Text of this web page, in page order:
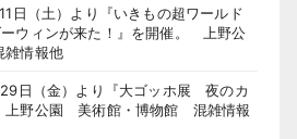
日（土）より『いきもの超ワールド
ウィンが来た！』を開催。 上野公
情報他
29日（金）より『大ゴッホ展 夜のカ
上野公園 美術館・博物館 混雑情報